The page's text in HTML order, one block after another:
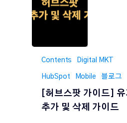
Contents Digital MKT
HubSpot Mobile 블로그
[허브스팟 가이드] 유
추가 및 삭제 가이드